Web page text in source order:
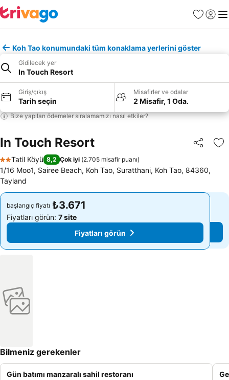
Favoriler
Giriş
Koh Tao konumundaki tüm konaklama yerlerini göster
Gidilecek yer
In Touch Resort
Giriş/çıkış
Tarih seçin
Misafirler ve odalar
2 Misafir, 1 Oda.
Bize yapılan ödemeler sıralamamızı nasıl etkiler?
In Touch Resort Paylaş
2 Yıldız
Tatil Köyü 8,2 Çok iyi (2.705 misafir puanı)
1/16 Moo1, Sairee Beach, Koh Tao, Suratthani, Koh Tao, 84360,
Tayland
başlangıç fiyatı ₺3.671
Fiyatları görün: 7 site
Fiyatları görün
başlangıç fiyatı ₺3.671
Fiyatları görün: 7 site
Fiyatları görün
Bilmeniz gerekenler
Gün batımı manzaralı sahil restoranı